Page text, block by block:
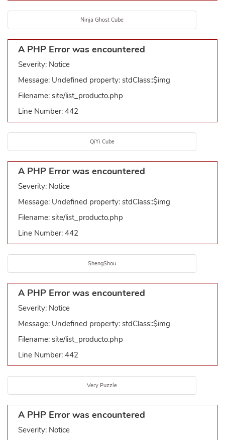
Ninja Ghost Cube
A PHP Error was encountered
Severity: Notice
Message: Undefined property: stdClass::$img
Filename: site/list_producto.php
Line Number: 442
QiYi Cube
A PHP Error was encountered
Severity: Notice
Message: Undefined property: stdClass::$img
Filename: site/list_producto.php
Line Number: 442
ShengShou
A PHP Error was encountered
Severity: Notice
Message: Undefined property: stdClass::$img
Filename: site/list_producto.php
Line Number: 442
Very Puzzle
A PHP Error was encountered
Severity: Notice